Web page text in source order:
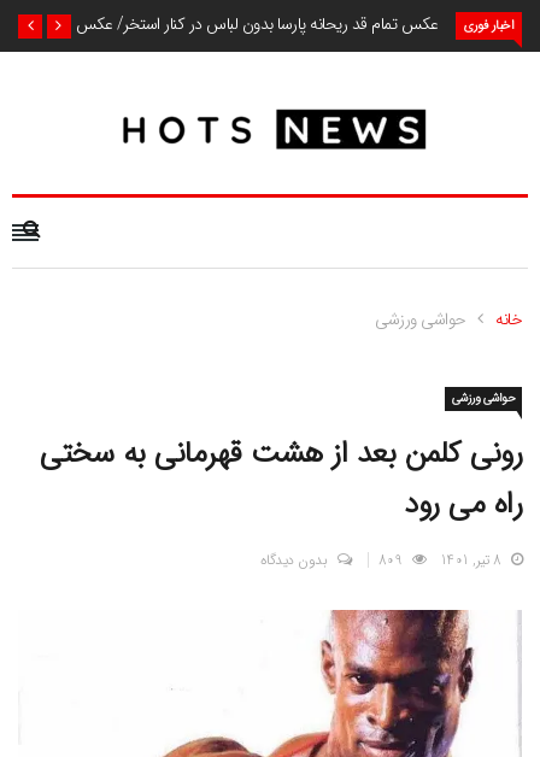
اخبار فوری عکس تمام قد ریحانه پارسا بدون لباس در کنار استخر/ عکس
خانه حواشی ورزشی
حواشی ورزشی
رونی کلمن بعد از هشت قهرمانی به سختی
راه می رود
8 تیر, 1401 بدون دیدگاه